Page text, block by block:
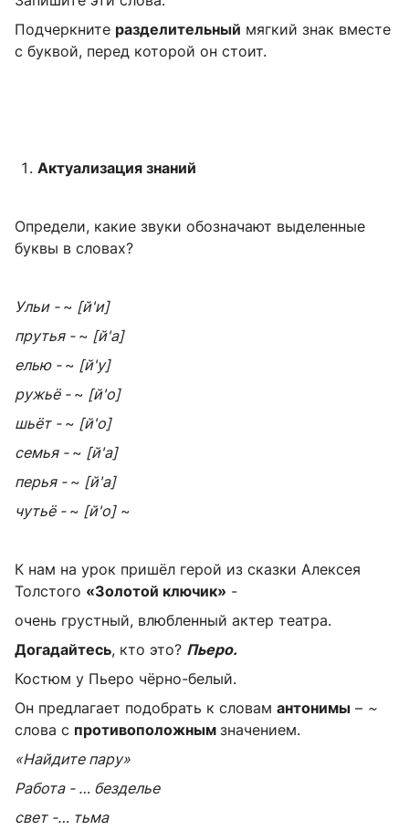
Подчеркните разделительный мягкий знак вместе
с буквой, перед которой он стоит.
Актуализация знаний
Определи, какие звуки обозначают выделенные
буквы в словах?
Ульи - ~ [й'и]
прутья - ~ [й'а]
елью - ~ [й'у]
ружьё - ~ [й'о]
шьёт - ~ [й'о]
семья - ~ [й'а]
перья - ~ [й'а]
чутьё - ~ [й'о]~
К нам на урок пришёл герой из сказки Алексея
Толстого «Золотой ключик» -
очень грустный, влюбленный актер театра.
Догадайтесь, кто это? Пьеро.
Костюм у Пьеро чёрно-белый.
Он предлагает подобрать к словам антонимы – ~
слова с противоположным значением.
«Найдите пару»
Работа - … безделье
свет -… тьма